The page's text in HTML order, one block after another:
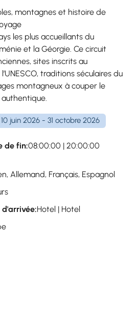
montagnes et histoire de
les plus accueillants du
et la Géorgie. Ce circuit
sites inscrits au
traditions séculaires du
montagneux à couper le
10 juin 2026 - 31 octobre 2026
de fin:08:00:00 | 20:00:00
Allemand, Français, Espagnol
d'arrivée:Hotel | Hotel